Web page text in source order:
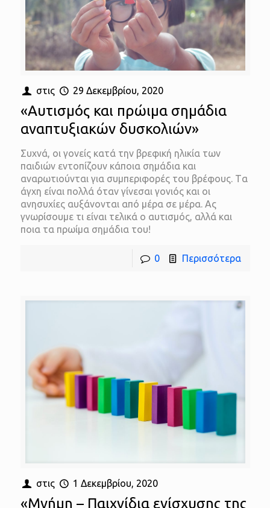
στις 29 Δεκεμβρίου, 2020
«Αυτισμός και πρώιμα σημάδια
αναπτυξιακών δυσκολιών»
Συχνά, οι γονείς κατά την βρεφική ηλικία των
παιδιών εντοπίζουν κάποια σημάδια και
αναρωτιούνται για συμπεριφορές του βρέφους. Tα
άγχη είναι πολλά όταν γίνεσαι γονιός και οι
ανησυχίες αυξάνονται από μέρα σε μέρα. Ας
γνωρίσουμε τι είναι τελικά ο αυτισμός, αλλά και
ποια τα πρωίμα σημάδια του!
0 Περισσότερα
στις 1 Δεκεμβρίου, 2020
«Μνήμη – Παιχνίδια ενίσχυσης της